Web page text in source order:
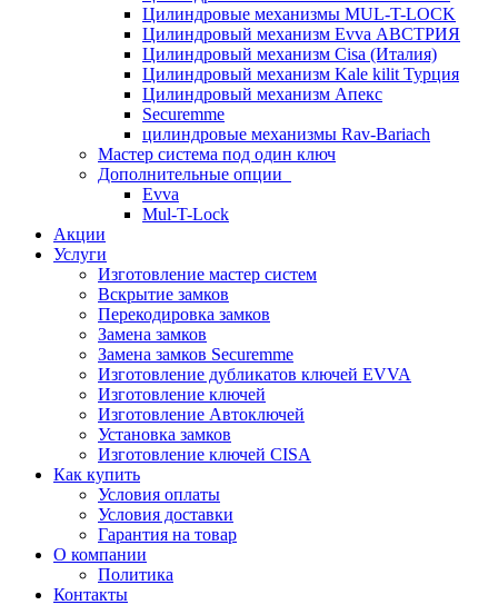
Цилиндровые механизмы MUL-T-LOCK
Цилиндровый механизм Evva АВСТРИЯ
Цилиндровый механизм Cisa (Италия)
Цилиндровый механизм Kale kilit Турция
Цилиндровый механизм Апекс
Securemme
цилиндровые механизмы Rav-Bariach
Мастер система под один ключ
Дополнительные опции
Evva
Mul-T-Lock
Акции
Услуги
Изготовление мастер систем
Вскрытие замков
Перекодировка замков
Замена замков
Замена замков Securemme
Изготовление дубликатов ключей EVVA
Изготовление ключей
Изготовление Автоключей
Установка замков
Изготовление ключей CISA
Как купить
Условия оплаты
Условия доставки
Гарантия на товар
О компании
Политика
Контакты